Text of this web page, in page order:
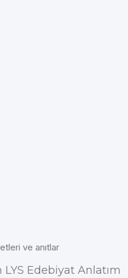
ve anıtlar
LYS Edebiyat Anlatım